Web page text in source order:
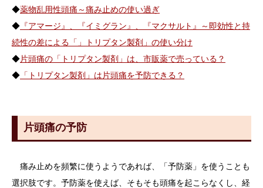
◆薬物乱用性頭痛～痛み止めの使い過ぎ
◆ 『アマージ』、『イミグラン』、『マクサルト』～即効性と持
続性の差による「」トリプタン製剤」の使い分け
◆片頭痛の「トリプタン製剤」は、市販薬で売っている？
◆ 「トリプタン製剤」は片頭痛を予防できる？
片頭痛の予防
痛み止めを頻繁に使うようであれば、「予防薬」を使うことも
選択肢です。予防薬を使えば、そもそも頭痛を起こらなくし、経